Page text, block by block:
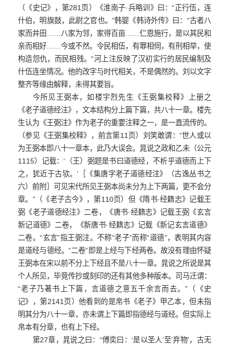
（《史记》，第281页）《淮南子·兵略训》曰：“正行伍，连
什伯，明旗鼓，此尉之官也。”韩婴《韩诗外传》曰：“古者八
家而井田……八家为邻，家得百亩……仁恩施行，是以其民和
亲而相好……今或不然。令民相伍，有罪相伺，有刑相举，使
构造怨仇，而民相残。“河上注反映了汉初实行的居民编制及
什伍连坐情况。他的改字与时代相关，不是偶然的。刘以文字
整齐等缘由解释，未得其要旨。
今所见王弼本，如楼宇烈先生《王弼集校释》上册之
《老子道德经注》，文本结构分上篇下篇，共八十一章。楼先
生认为《王弼注》作为老子的重要注释之一，是一直流传的。
（参见《王弼集校释》，前言第11页）刘笑敢谓：“世人或以
为王弼本即八十一章本，此乃大误会。晁说之政和乙未（公元
1115）记载：‘（王）弼题是书曰道德经，不析乎道德而上下
之，犹近于古欤。’［《集唐字老子道德经注》（古逸丛书之
六）前附］可见宋代所见王弼本尚未分为上下两篇，更不会分
章。”（《老子古今》，第110页）但《隋书·经籍志》记载王
弼《老子道德经注》二卷，《唐书·经籍志》记载王弼《玄言
新记道德》二卷，《新唐书·经籍志》记载《新记玄言道德》
二卷。“玄言”指王弼注。不称“老子”而称“道德”，表明其内容
是道经与德经。“二卷”即是上经与下经两卷。故没有理由怀疑
王弼本在宋以前不分上下经且不是八十一章。晁说之所说是其
个人所见，毕竟传抄或刻印的还有其他多种版本。司马迁谓：
“老子乃著书上下篇，言道德之意五千余言而去。”（《史
记》，第2141页）他看到的是帛书《老子》甲乙本，但未指
明其分为八十一章，亦未谓上下篇即指德经与道经。但实际上
帛本有分章，也有上下经。
第27章，晁说之曰：“傅奕曰：‘是以圣人’至‘弃物’，古无